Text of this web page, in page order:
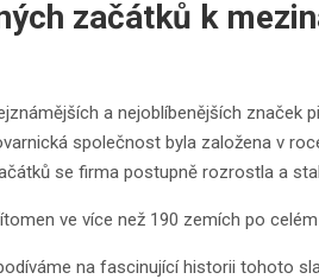
začátků k
a nejoblíbenějších
společnost byla založena v
se firma postupně rozrostla a
ve více než 190 zemích po
na fascinující historii tohoto